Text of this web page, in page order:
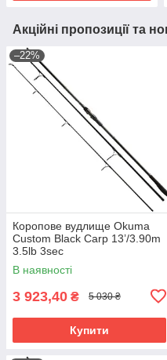
Акційні пропозиції та
–22%
Коропове вудлище Okuma
Custom Black Carp 13’/3.90m
3.5lb 3sec
В наявності
3 923,40 ₴ 5 030 ₴
Купити